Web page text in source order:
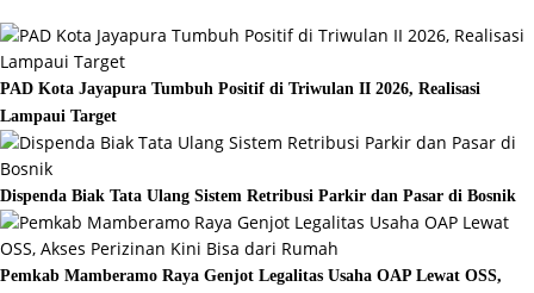
PAD Kota Jayapura Tumbuh Positif di Triwulan II 2026, Realisasi
Lampaui Target
Dispenda Biak Tata Ulang Sistem Retribusi Parkir dan Pasar di Bosnik
Pemkab Mamberamo Raya Genjot Legalitas Usaha OAP Lewat OSS,